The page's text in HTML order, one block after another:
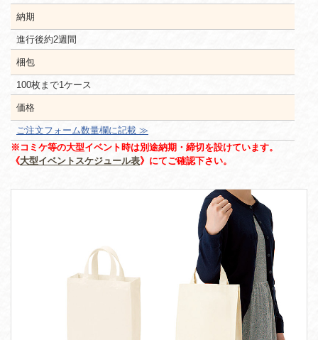
納期
進行後約2週間
梱包
100枚まで1ケース
価格
ご注文フォーム数量欄に記載 ≫
※コミケ等の大型イベント時は別途納期・締切を設けています。
《大型イベントスケジュール表》にてご確認下さい。